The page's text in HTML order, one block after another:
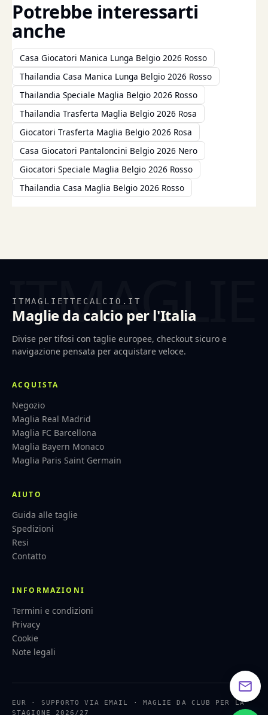
Potrebbe interessarti
anche
Casa Giocatori Manica Lunga Belgio 2026 Rosso
Thailandia Casa Manica Lunga Belgio 2026 Rosso
Thailandia Speciale Maglia Belgio 2026 Rosso
Thailandia Trasferta Maglia Belgio 2026 Rosa
Giocatori Trasferta Maglia Belgio 2026 Rosa
Casa Giocatori Pantaloncini Belgio 2026 Nero
Giocatori Speciale Maglia Belgio 2026 Rosso
Thailandia Casa Maglia Belgio 2026 Rosso
ITMAGLIETTECALCIO.IT
Maglie da calcio per l'Italia
Divise per tifosi con taglie europee, checkout sicuro e
navigazione pensata per acquistare veloce.
ACQUISTA
Negozio
Maglia Real Madrid
Maglia FC Barcellona
Maglia Bayern Monaco
Maglia Paris Saint Germain
AIUTO
Guida alle taglie
Spedizioni
Resi
Contatto
INFORMAZIONI
Termini e condizioni
Privacy
Cookie
Note legali
EUR · SUPPORTO VIA EMAIL · MAGLIE DA CLUB PER LA
STAGIONE 2026/27